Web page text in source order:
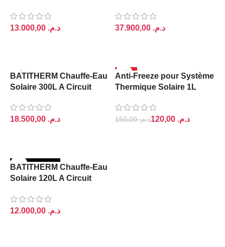
د.م. د.م.
BATITHERM Chauffe-Eau
Solaire 300L A Circuit
د.م.
-20%
RUPTURE DE S
TOCK
Anti-Freeze pour Système
Thermique Solaire 1L
د.م.150,00 د.م.
RUPTURE DE S
TOCK
BATITHERM Chauffe-Eau
Solaire 120L A Circuit
د.م.